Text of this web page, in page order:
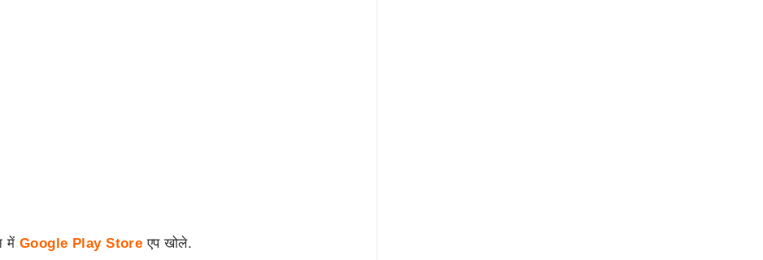
मेंGoogle Play Store एप खोले.